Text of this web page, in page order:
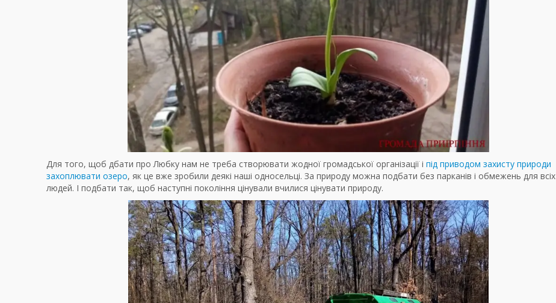
Для того, щоб дбати про Любку нам не треба створювати жодної громадської організації і під приводом захисту природи
захоплювати озеро, як це вже зробили деякі наші односельці. За природу можна подбати без парканів і обмежень для всіх
людей. І подбати так, щоб наступні покоління цінували вчилися цінувати природу.